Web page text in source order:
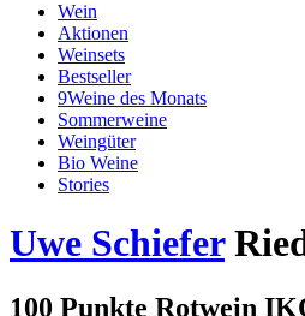
Wein
Aktionen
Weinsets
Bestseller
9Weine des Monats
Sommerweine
Weingüter
Bio Weine
Stories
Uwe Schiefer
100 Punkte Rotwein